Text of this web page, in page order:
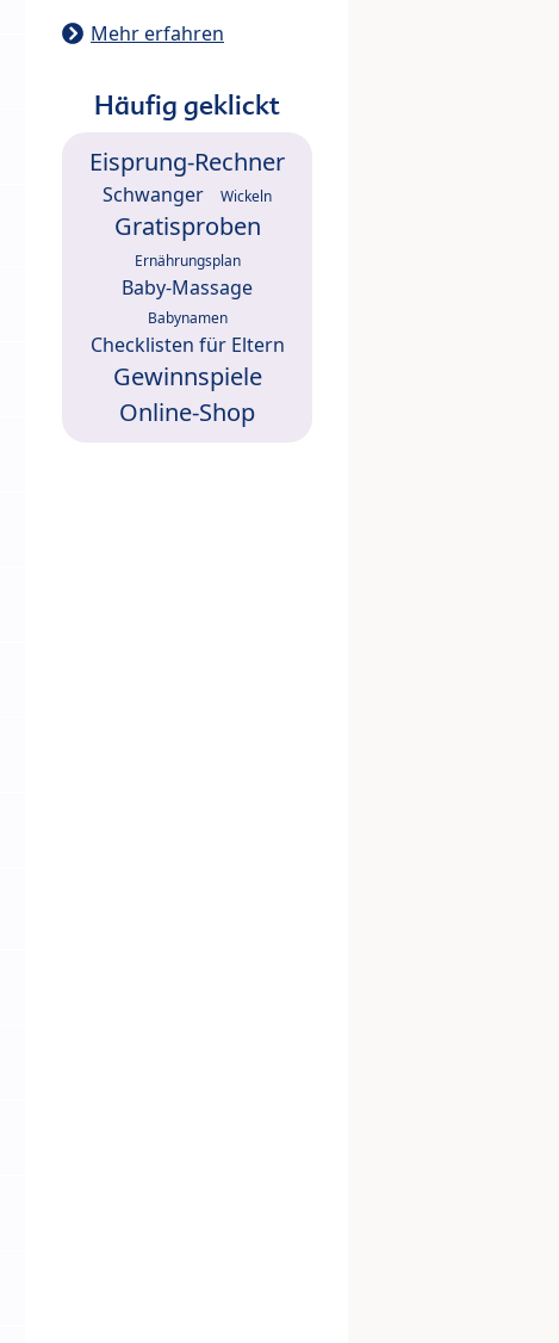
Mehr erfahren
Häufig geklickt
Eisprung-Rechner
Schwanger Wickeln
Gratisproben
Ernährungsplan
Baby-Massage
Babynamen
Checklisten für Eltern
Gewinnspiele
Online-Shop